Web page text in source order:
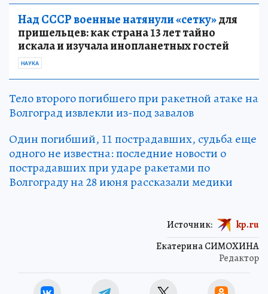
Над СССР военные натянули «сетку»для
пришельцев: как страна 13 лет тайно
искала и изучала инопланетных гостей
НАУКА
Тело второго погибшего при ракетной атаке на
Волгоград извлекли из-под завалов
Один погибший, 11 пострадавших, судьба еще
одного не известна: последние новости о
пострадавших при ударе ракетами по
Волгограду на 28 июня рассказали медики
Екатерина СИМОХИНА
Редактор
Источник: kp.ru